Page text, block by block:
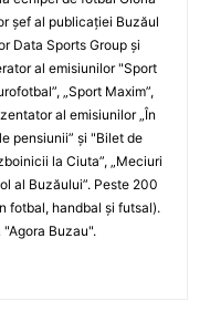
şef al publicaţiei Buzăul
Data Sports Group şi
al emisiunilor "Sport
„Sport Maxim”,
al emisiunilor „În
pensiunii” şi "Bilet de
la Ciuta”, „Meciuri
al Buzăului”. Peste 200
fotbal, handbal şi futsal).
Buzau".